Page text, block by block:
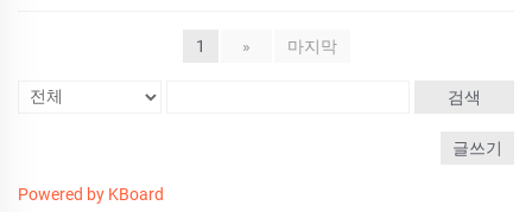
1 » 마지막
검색
글쓰기
Powered by KBoard